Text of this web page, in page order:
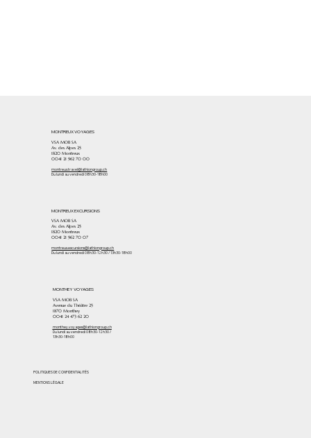
MONTREUX VOYAGES
VSA MOB SA
Av. des Alpes 25
1820 Montreux
0041 21 962 70 00
montreux.travel@lathiongroup.ch
Du lundi au vendredi 08h30-18h00
MONTREUX EXCURSIONS
VSA MOB SA
Av. des Alpes 25
1820 Montreux
0041 21 962 70 07
montreux.excursions@lathiongroup.ch
Du lundi au vendredi 08h30-12h30 / 13h30-18h00
MONTHEY VOYAGES
VSA MOB SA
Avenue du Théâtre 25
1870 Monthey
​0041 24 473 62 20
monthey.voyages@lathiongroup.ch
Du lundi au vendredi 08h30-12h30 /
13h30-18h00
POLITIQUES DE CONFIDENTIALITÉS
MENTIONS LÉGALE